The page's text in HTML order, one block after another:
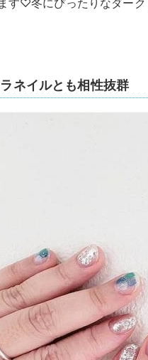
す♡冬にぴったりなダー
ネイルとも相性抜群